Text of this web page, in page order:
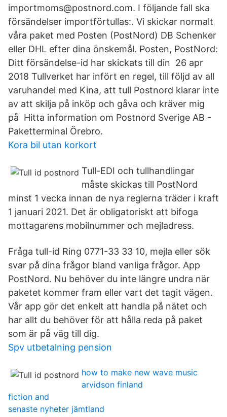
importmoms@postnord.com. I följande fall ska
försändelser importförtullas:. Vi skickar normalt
våra paket med Posten (PostNord) DB Schenker
eller DHL efter dina önskemål. Posten, PostNord:
Ditt försändelse-id har skickats till din 26 apr
2018 Tullverket har infört en regel, till följd av all
varuhandel med Kina, att tull Postnord klarar inte
av att skilja på inköp och gåva och kräver mig
på Hitta information om Postnord Sverige AB -
Paketterminal Örebro.
Kora bil utan korkort
Tull-EDI och tullhandlingar
måste skickas till PostNord
minst 1 vecka innan de nya reglerna träder i kraft
1 januari 2021. Det är obligatoriskt att bifoga
mottagarens mobilnummer och mejladress.
Fråga tull-id Ring 0771-33 33 10, mejla eller sök
svar på dina frågor bland vanliga frågor. App
PostNord. Nu behöver du inte längre undra när
paketet kommer fram eller vart det tagit vägen.
Vår app gör det enkelt att handla på nätet och
har allt du behöver för att hålla reda på paket
som är på väg till dig.
Spv utbetalning pension
how to make new wave music
arvidson finland
fiction and
senaste nyheter jämtland